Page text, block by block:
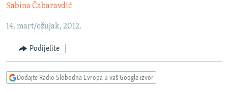
na
navigaciju
Pređite
pretragu
KOSOVO
CRNA GORA
VIZUELNO
FOTOGALERIJE
PODCASTI
RAT U UKRAJINI
Sabina Čabaravdić
14. mart/ožujak, 2012.
Podijelite
Dodajte Radio Slobodna Evropa u vaš Google izvor